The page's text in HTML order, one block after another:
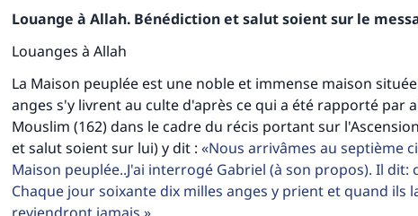
Louange à Allah. Bénédiction et salut soient sur le
Louanges à Allah
La Maison peuplée est une noble et immense maison
anges s'y livrent au culte d'après ce qui a été rapporté par
Mouslim (162) dans le cadre du récis portant sur
et salut soient sur lui) y dit :
Nous arrivâmes au septième
Maison peuplée..J'ai interrogé Gabriel (à son propos). Il dit:
Chaque jour soixante dix milles anges y prient et quand ils